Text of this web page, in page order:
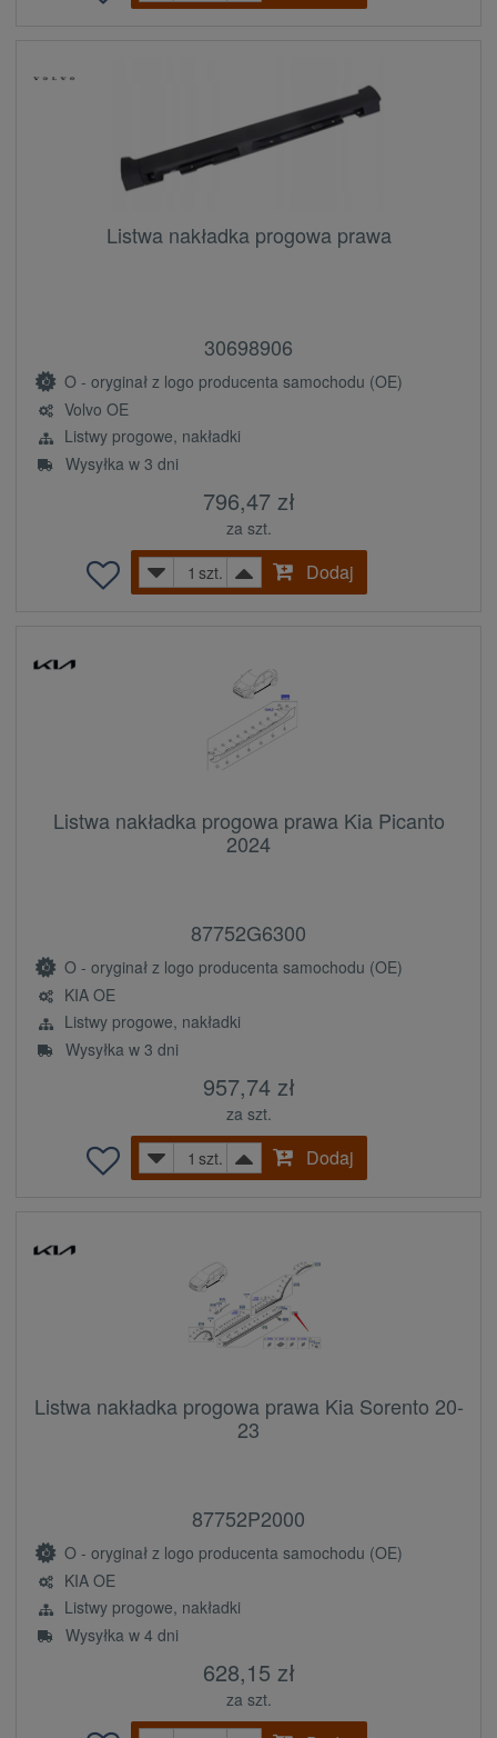
Listwa nakładka progowa prawa
30698906
O - oryginał z logo producenta samochodu (OE)
Volvo OE
Listwy progowe, nakładki
Wysyłka w 3 dni
796,47 zł
za szt.
szt.
Dodaj
Listwa nakładka progowa prawa Kia Picanto
2024
87752G6300
O - oryginał z logo producenta samochodu (OE)
KIA OE
Listwy progowe, nakładki
Wysyłka w 3 dni
957,74 zł
za szt.
szt.
Dodaj
Listwa nakładka progowa prawa Kia Sorento 20-
23
87752P2000
O - oryginał z logo producenta samochodu (OE)
KIA OE
Listwy progowe, nakładki
Wysyłka w 4 dni
628,15 zł
za szt.